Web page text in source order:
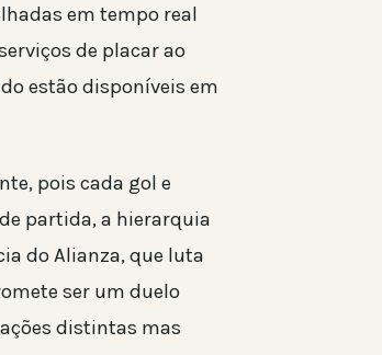
em tempo real
de placar ao
estão disponíveis em
pois cada gol e
partida, a hierarquia
do Alianza, que luta
ser um duelo
distintas mas